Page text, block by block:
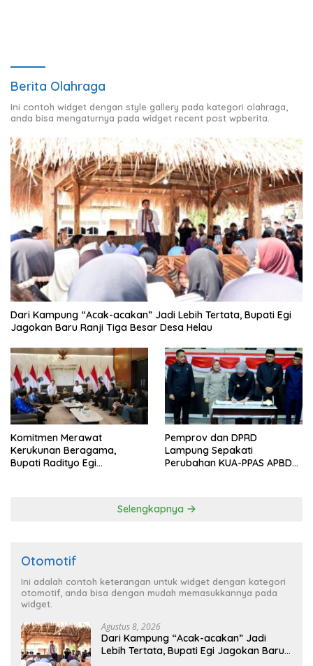
Berita Olahraga
Ini contoh widget dengan style gallery pada kategori olahraga,
anda bisa mengaturnya pada widget recent post wpberita.
Dari Kampung “Acak-acakan” Jadi Lebih Tertata, Bupati Egi
Jagokan Baru Ranji Tiga Besar Desa Helau
Komitmen Merawat
Kerukunan Beragama,
Bupati Radityo Egi
Pemprov dan DPRD
Lampung Sepakati
Perubahan KUA-PPAS APBD
Selengkapnya
Otomotif
Ini adalah contoh keterangan untuk widget dengan kategori
otomotif, anda bisa dengan mudah memasukkannya pada
widget.
Agustus 8, 2026
Dari Kampung “Acak-acakan” Jadi
Lebih Tertata, Bupati Egi Jagokan Baru